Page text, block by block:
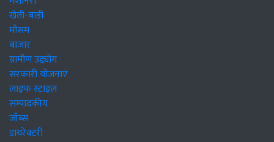
खेती-बाड़ी
मौसम
बाजार
ग्रामीण उद्द्योग
सरकारी योजनाएं
लाइफ स्टाइल
सम्पादकीय
जॉब्स
डायरेक्टरी